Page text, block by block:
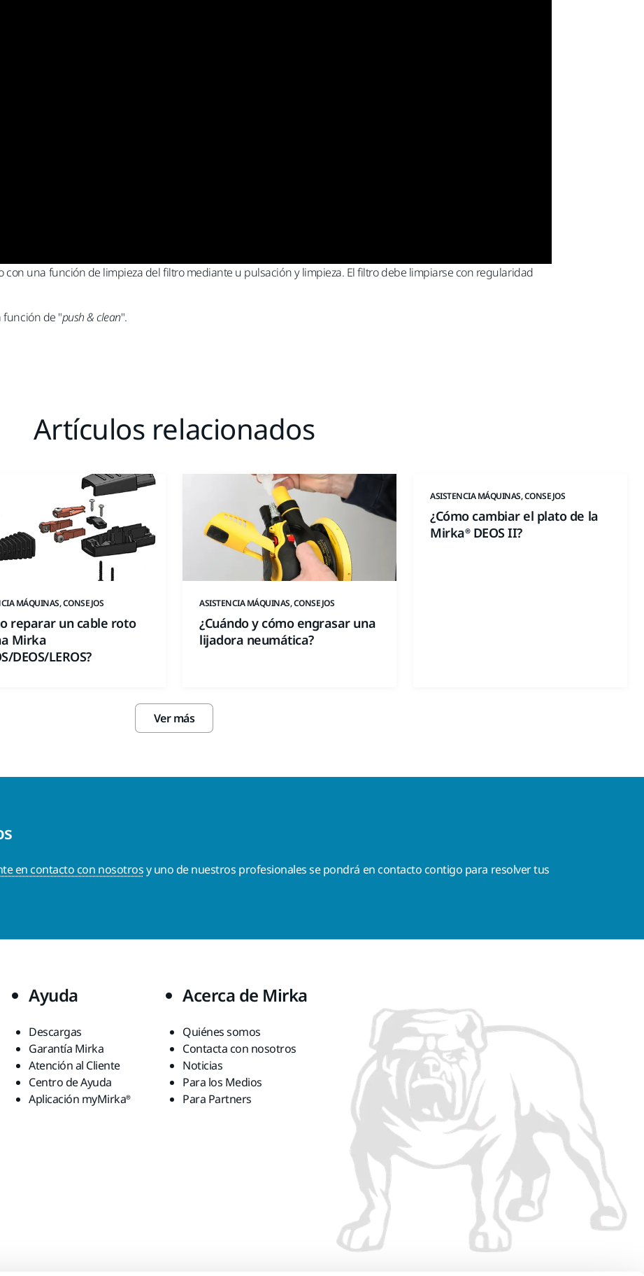
con una función de limpieza del filtro mediante u pulsación y limpieza. El filtro debe limpiarse con regularidad
función de "push & clean".
Artículos relacionados
MÁQUINAS, CONSEJOS
reparar un cable roto
Mirka
DEOS/LEROS?
ASISTENCIA MÁQUINAS, CONSEJOS
¿Cuándo y cómo engrasar una
lijadora neumática?
ASISTENCIA MÁQUINAS, CONSEJOS
¿Cómo cambiar el plato de la
Mirka® DEOS II?
Ver más
en contacto con nosotrosy uno de nuestros profesionales se pondrá en contacto contigo para resolver tus
Ayuda
Descargas
Garantía Mirka
Atención al Cliente
Centro de Ayuda
Aplicación myMirka®
Acerca de Mirka
Quiénes somos
Contacta con nosotros
Noticias
Para los Medios
Para Partners